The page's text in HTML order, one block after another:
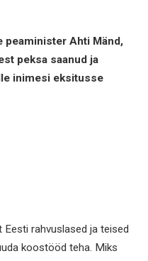
peaminister Ahti Mänd,
peksa saanud ja
inimesi eksitusse
Eesti rahvuslased ja teised
koostööd teha. Miks